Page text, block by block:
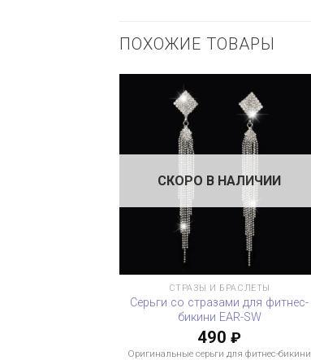
ПОХОЖИЕ ТОВАРЫ
СКОРО В НАЛИЧИИ
СТРАЗЫ И БРАСЛЕТЫ
Серьги со стразами для фитнес-
бикини EAR-SW
490₽
Оригинальные серьги для фитнес-бикини